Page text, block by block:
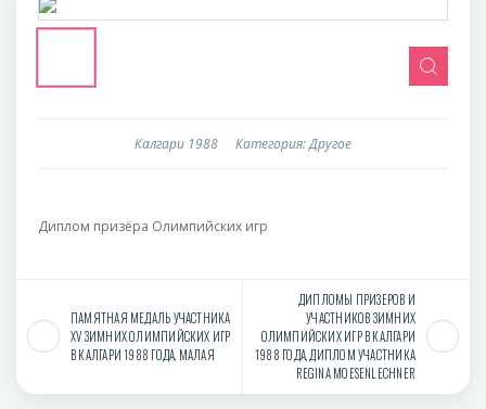
Калгари 1988 Категория: Другое
Диплом призёра Олимпийских игр
ПАМЯТНАЯ МЕДАЛЬ УЧАСТНИКА
XV ЗИМНИХ ОЛИМПИЙСКИХ ИГР
В КАЛГАРИ 1988 ГОДА, МАЛАЯ
ДИПЛОМЫ ПРИЗЕРОВ И
УЧАСТНИКОВ ЗИМНИХ
ОЛИМПИЙСКИХ ИГР В КАЛГАРИ
1988 ГОДА, ДИПЛОМ УЧАСТНИКА
REGINA MOESENLECHNER